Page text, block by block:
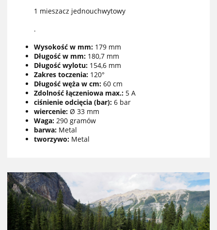
1 mieszacz jednouchwytowy
.
Wysokość w mm: 179 mm
Długość w mm: 180,7 mm
Długość wylotu: 154,6 mm
Zakres toczenia: 120°
Długość węża w cm: 60 cm
Zdolność łączeniowa max.: 5 A
ciśnienie odcięcia (bar): 6 bar
wiercenie: Ø 33 mm
Waga: 290 gramów
barwa: Metal
tworzywo: Metal